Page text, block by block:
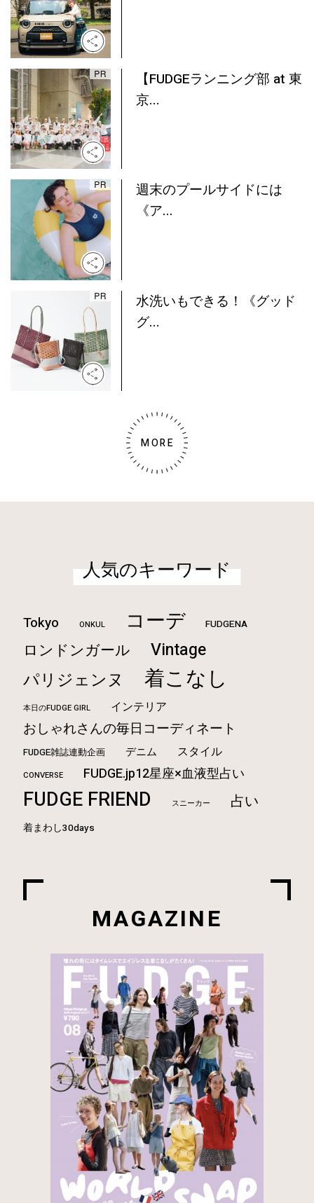
【FUDGEランニング部 at 東
京...
週末のプールサイドには
《ア...
水洗いもできる！《グッド
グ...
MORE
人気のキーワード
Tokyo ONKUL コーデ FUDGENA
ロンドンガール Vintage
パリジェンヌ 着こなし
本日のFUDGE GIRL インテリア
おしゃれさんの毎日コーディネート
FUDGE雑誌連動企画 デニム スタイル
CONVERSE FUDGE.jp12星座×血液型占い
FUDGE FRIEND スニーカー 占い
着まわし30days
MAGAZINE